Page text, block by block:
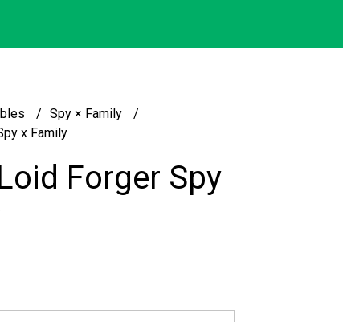
Spy × Family
x Family
Forger Spy